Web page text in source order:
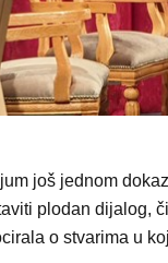
još jednom
plodan dijalog,
o stvarima u